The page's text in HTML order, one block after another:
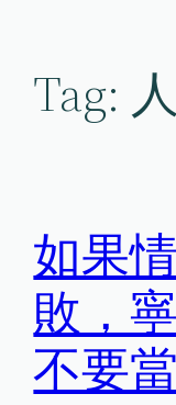
Tag:
如果
敗，
不要